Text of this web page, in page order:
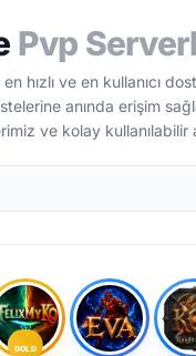
Pvp
hızlı ve en kullanıcı
anında erişim
ve kolay
GOLD